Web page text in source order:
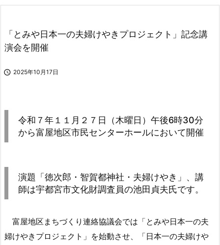
「とみや日本一の夫婦けやきプロジェクト」記念講
演会を開催
 2025年10月17日
令和７年１１月２７日（木曜日）午後6時30分
から富屋地区市民センターホールにおいて開催
演題「徳次郎・智賀都神社・夫婦けやき」、講
師は宇都宮市文化財調査員の池田貞夫氏です。
富屋地区まちづくり連絡協議会では「とみや日本一の夫
婦けやきプロジェクト」を始動させ、「日本一の夫婦けや